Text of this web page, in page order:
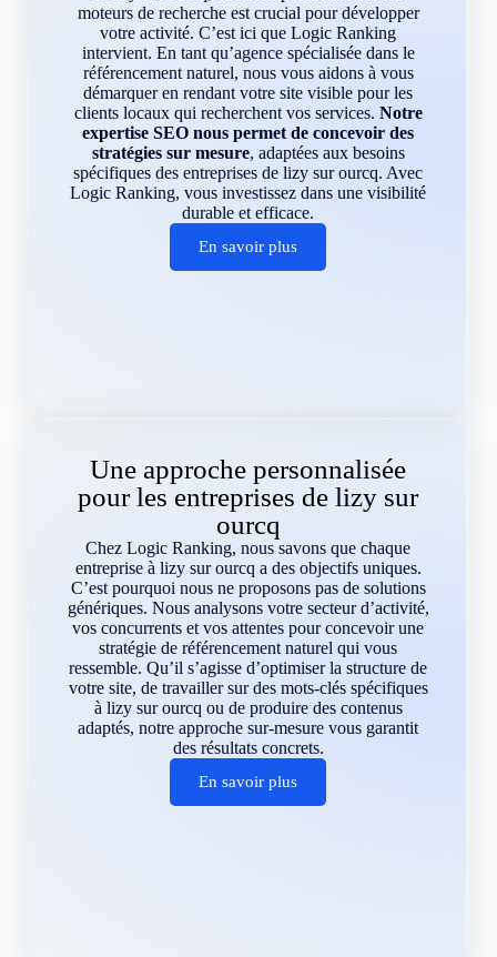
moteurs de recherche est crucial pour développer
votre activité. C’est ici que Logic Ranking
intervient. En tant qu’agence spécialisée dans le
référencement naturel, nous vous aidons à vous
démarquer en rendant votre site visible pour les
clients locaux qui recherchent vos services. Notre
expertise SEO nous permet de concevoir des
stratégies sur mesure, adaptées aux besoins
spécifiques des entreprises de lizy sur ourcq. Avec
Logic Ranking, vous investissez dans une visibilité
durable et efficace.
En savoir plus
Une approche personnalisée
pour les entreprises de lizy sur
ourcq
Chez Logic Ranking, nous savons que chaque
entreprise à lizy sur ourcq a des objectifs uniques.
C’est pourquoi nous ne proposons pas de solutions
génériques. Nous analysons votre secteur d’activité,
vos concurrents et vos attentes pour concevoir une
stratégie de référencement naturel qui vous
ressemble. Qu’il s’agisse d’optimiser la structure de
votre site, de travailler sur des mots-clés spécifiques
à lizy sur ourcq ou de produire des contenus
adaptés, notre approche sur-mesure vous garantit
des résultats concrets.
En savoir plus